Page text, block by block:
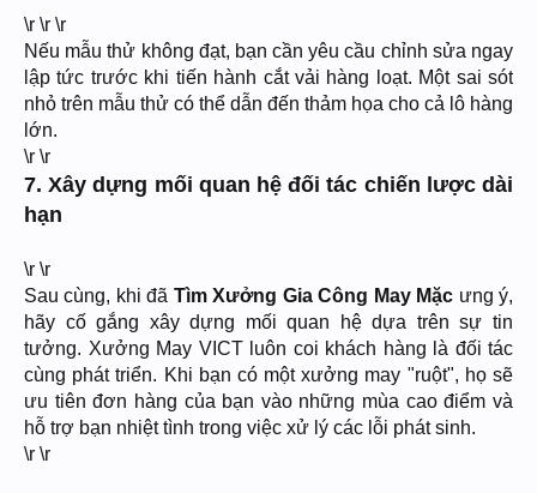
\r \r \r
Nếu mẫu thử không đạt, bạn cần yêu cầu chỉnh sửa ngay
lập tức trước khi tiến hành cắt vải hàng loạt. Một sai sót
nhỏ trên mẫu thử có thể dẫn đến thảm họa cho cả lô hàng
lớn.
\r \r
7. Xây dựng mối quan hệ đối tác chiến lược dài
hạn
\r \r
Sau cùng, khi đã Tìm Xưởng Gia Công May Mặc ưng ý,
hãy cố gắng xây dựng mối quan hệ dựa trên sự tin
tưởng. Xưởng May VICT luôn coi khách hàng là đối tác
cùng phát triển. Khi bạn có một xưởng may "ruột", họ sẽ
ưu tiên đơn hàng của bạn vào những mùa cao điểm và
hỗ trợ bạn nhiệt tình trong việc xử lý các lỗi phát sinh.
\r \r